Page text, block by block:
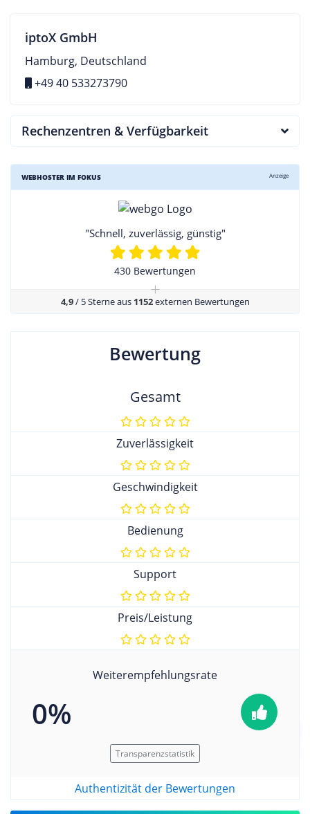
iptoX GmbH
Hamburg, Deutschland
+49 40 533273790
Rechenzentren & Verfügbarkeit
WEBHOSTER IM FOKUS Anzeige
"Schnell, zuverlässig, günstig"
430 Bewertungen
+
4,9/ 5 Sterne aus 1152externen Bewertungen
Bewertung
Gesamt
Zuverlässigkeit
Geschwindigkeit
Bedienung
Support
Preis/Leistung
Weiterempfehlungsrate
0%
Transparenzstatistik
Authentizität der Bewertungen